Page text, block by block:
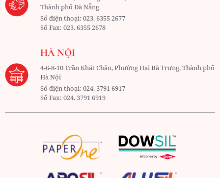
Thành phố Đà Nẵng
Số điện thoại:023. 6355 2677
Số Fax:023. 6355 2678
HÀ NỘI
4-6-8-10 Trần Khát Chân, Phường Hai Bà Trưng, Thành phố
Hà Nội
Số điện thoại:024. 3791 6917
Số Fax:024. 3791 6919